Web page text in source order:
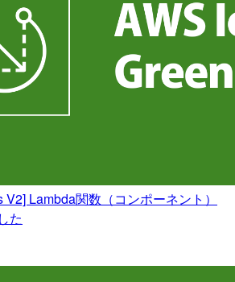
V2] Lambda関数（コンポーネント）
た